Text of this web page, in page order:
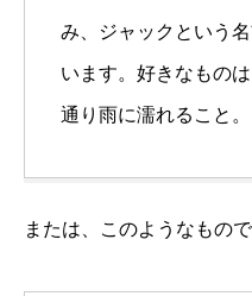
み、ジャックという
います。好きなもの
通り雨に濡れること。
または、このようなもので